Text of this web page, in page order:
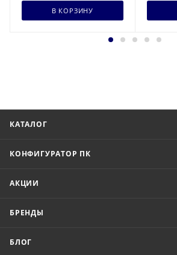
В КОРЗИНУ
КАТАЛОГ
КОНФИГУРАТОР ПК
АКЦИИ
БРЕНДЫ
БЛОГ